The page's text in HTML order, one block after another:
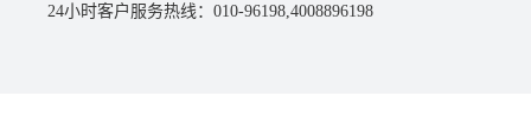
24小时客户服务热线：010-96198,4008896198